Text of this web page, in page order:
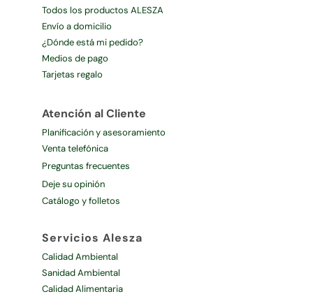
Todos los productos ALESZA
Envío a domicilio
¿Dónde está mi pedido?
Medios de pago
Tarjetas regalo
Atención al Cliente
Planificación y asesoramiento
Venta telefónica
Preguntas frecuentes
Deje su opinión
Catálogo y folletos
Servicios Alesza
Calidad Ambiental
Sanidad Ambiental
Calidad Alimentaria